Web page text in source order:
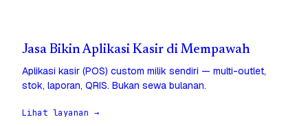
Jasa Bikin Aplikasi Kasir di Mempawah
Aplikasi kasir (POS) custom milik sendiri — multi-outlet,
stok, laporan, QRIS. Bukan sewa bulanan.
Lihat layanan →